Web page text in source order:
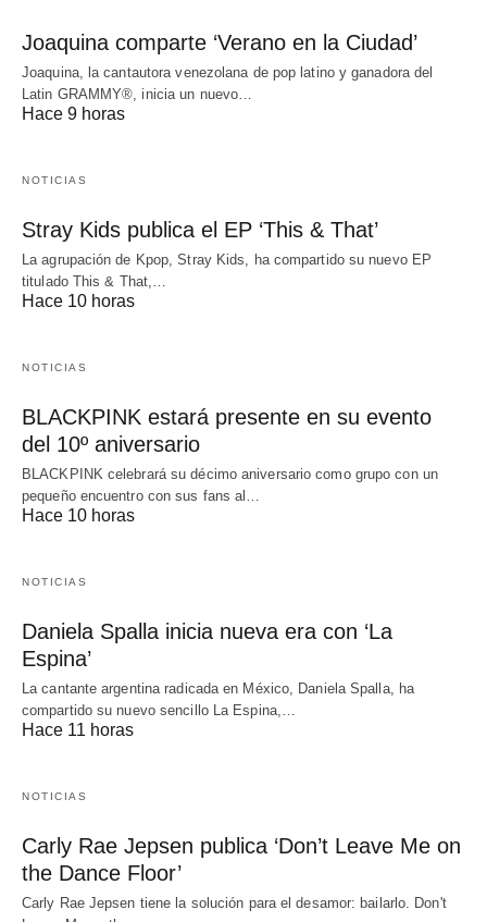
Joaquina comparte ‘Verano en la Ciudad’
Joaquina, la cantautora venezolana de pop latino y ganadora del
Latin GRAMMY®, inicia un nuevo…
Hace 9 horas
NOTICIAS
Stray Kids publica el EP ‘This & That’
La agrupación de Kpop, Stray Kids, ha compartido su nuevo EP
titulado This & That,…
Hace 10 horas
NOTICIAS
BLACKPINK estará presente en su evento
del 10º aniversario
BLACKPINK celebrará su décimo aniversario como grupo con un
pequeño encuentro con sus fans al…
Hace 10 horas
NOTICIAS
Daniela Spalla inicia nueva era con ‘La
Espina’
La cantante argentina radicada en México, Daniela Spalla, ha
compartido su nuevo sencillo La Espina,…
Hace 11 horas
NOTICIAS
Carly Rae Jepsen publica ‘Don’t Leave Me on
the Dance Floor’
Carly Rae Jepsen tiene la solución para el desamor: bailarlo. Don't